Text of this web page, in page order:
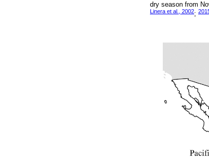
dry season from
Linera et al., 2002;